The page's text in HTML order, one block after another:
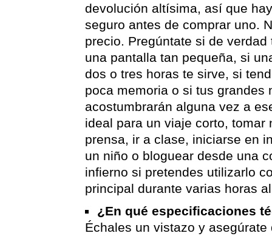
devolución altísima, así que
seguro antes de comprar uno.
precio. Pregúntate si de
una pantalla tan pequeña, si
dos o tres horas te sirve, si
poca memoria o si tus grandes
acostumbrarán alguna vez a
ideal para un viaje corto, tomar
prensa, ir a clase, iniciarse en
un niño o bloguear desde una
infierno si pretendes utilizarlo
principal durante varias horas
¿En qué especificaciones
Échales un vistazo y asegúrate